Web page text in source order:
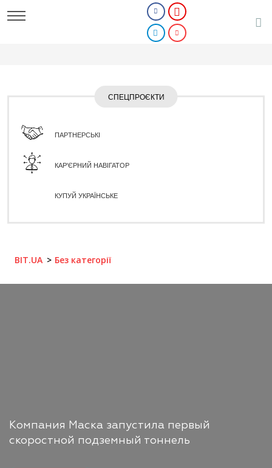
СПЕЦПРОЄКТИ
ПАРТНЕРСЬКІ
КАР'ЄРНИЙ НАВІГАТОР
КУПУЙ УКРАЇНСЬКЕ
BIT.UA Без категорії
Компания Маска запустила первый
скоростной подземный тоннель